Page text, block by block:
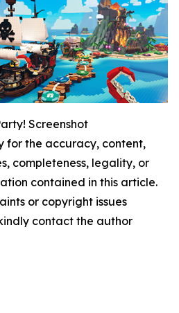
Screenshot
for the accuracy, content,
completeness, legality, or
contained in this article.
or copyright issues
contact the author